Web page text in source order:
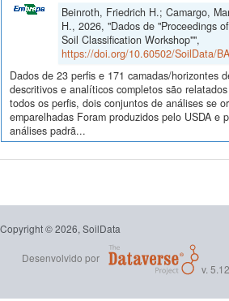
Beinroth, Friedrich H.; Camargo,
H., 2026, "Dados de "Proceedings
Soil Classification Workshop"",
https://doi.org/10.60502/SoilData/
Dados de 23 perfis e 171 camadas/horizontes
descritivos e analíticos completos são
todos os perfis, dois conjuntos de análises se
emparelhadas Foram produzidos pelo USDA e
análises padrã...
Copyright © 2026, SoilData
Desenvolvido por
v.